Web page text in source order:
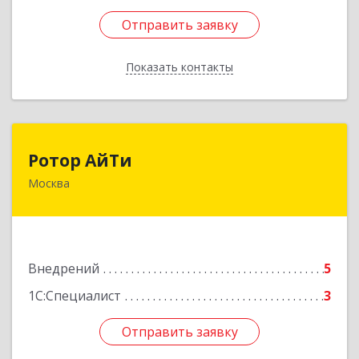
Отправить заявку
Показать контакты
Отправить заявку
Назад
Ротор АйТи
Москва
Внедрений
5
1С:Специалист
3
Отправить заявку
111396, Москва г, Зелёный пр-кт, дом № 42,
Отправить заявку